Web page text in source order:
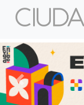
Previous